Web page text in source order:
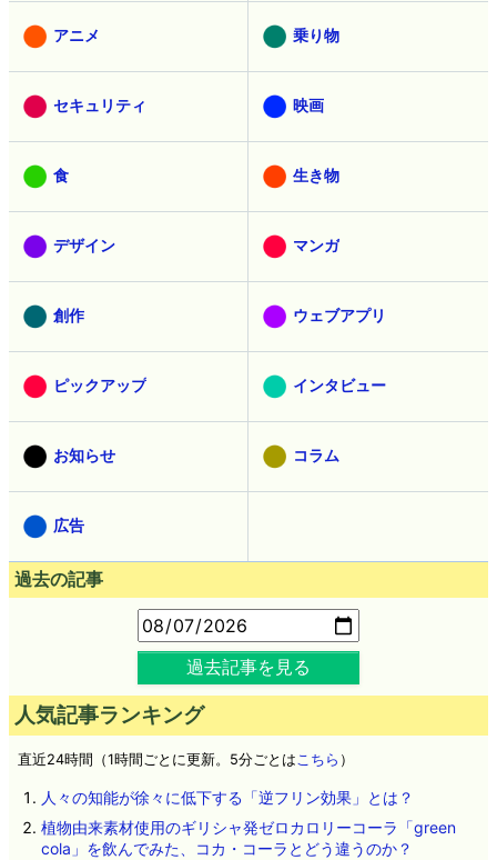
アニメ 乗り物
セキュリティ 映画
食 生き物
デザイン マンガ
創作 ウェブアプリ
ピックアップ インタビュー
お知らせ コラム
広告
過去の記事
過去記事を見る
人気記事ランキング
直近24時間（1時間ごとに更新。5分ごとはこちら ）
人々の知能が徐々に低下する「逆フリン効果」とは？
植物由来素材使用のギリシャ発ゼロカロリーコーラ「green
cola」を飲んでみた、コカ・コーラとどう違うのか？